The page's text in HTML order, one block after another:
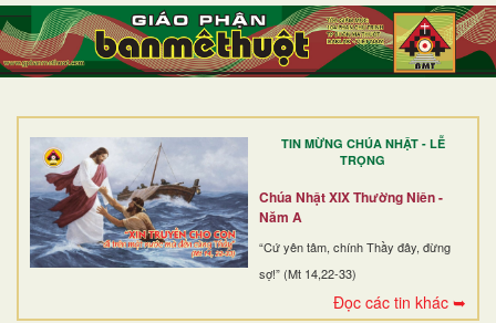
TIN MỪNG CHÚA NHẬT - LỄ
TRỌNG
Chúa Nhật XIX Thường Niên -
Năm A
“Cứ yên tâm, chính Thầy đây, đừng
sợ!” (Mt 14,22-33)
Đọc các tin khác ➥
TRANG NHẤT
GIỚI THIỆU
DÒNG TU
BAN MỤC VỤ
ĐOÀN THỂ CG